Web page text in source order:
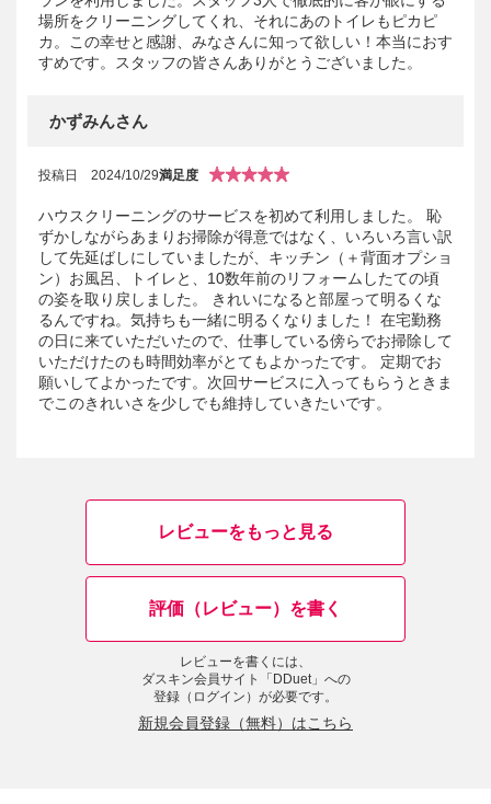
場所をクリーニングしてくれ、それにあのトイレもピカピ
カ。この幸せと感謝、みなさんに知って欲しい！本当におす
すめです。スタッフの皆さんありがとうございました。
かずみんさん
投稿日 2024/10/29満足度
ハウスクリーニングのサービスを初めて利用しました。 恥
ずかしながらあまりお掃除が得意ではなく、いろいろ言い訳
して先延ばしにしていましたが、キッチン（＋背面オプショ
ン）お風呂、トイレと、10数年前のリフォームしたての頃
の姿を取り戻しました。 きれいになると部屋って明るくな
るんですね。気持ちも一緒に明るくなりました！ 在宅勤務
の日に来ていただいたので、仕事している傍らでお掃除して
いただけたのも時間効率がとてもよかったです。 定期でお
願いしてよかったです。次回サービスに入ってもらうときま
でこのきれいさを少しでも維持していきたいです。
レビューをもっと見る
評価（レビュー）を書く
レビューを書くには、
ダスキン会員サイト「DDuet」への
登録（ログイン）が必要です。
新規会員登録（無料）はこちら